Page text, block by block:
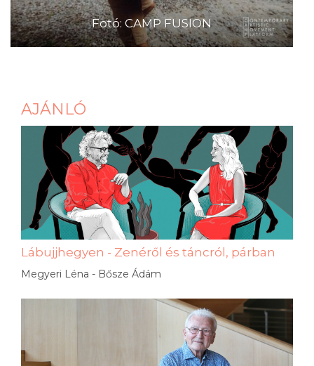
Fotó: CAMP FUSION
AJÁNLÓ
Lábujjhegyen - Zenéről és táncról, párban
Megyeri Léna - Bősze Ádám